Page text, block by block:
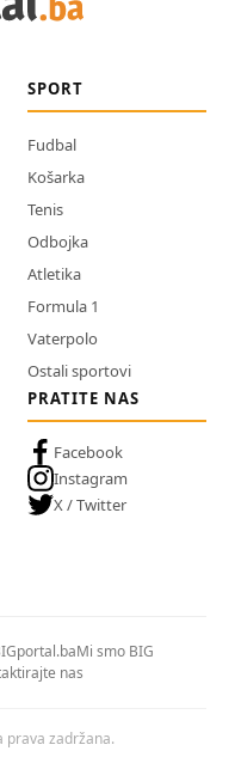
SPORT
Fudbal
Košarka
Tenis
Odbojka
Atletika
Formula 1
Vaterpolo
Ostali sportovi
PRATITE NAS
Facebook
Instagram
X / Twitter
Mi smo BIG
nas
prava zadržana.